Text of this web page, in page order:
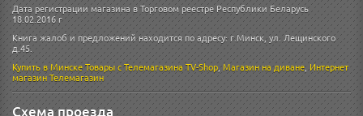
Дата регистрации магазина в Торговом реестре Республики Беларусь
18.02.2016 г
Книга жалоб и предложений находится по адресу: г.Минск, ул. Лещинского
д.45.
Купить в МинскеТовары с Телемагазина TV-Shop,Магазин на диване,Интернет
магазинТелемагазин
Схема проезда